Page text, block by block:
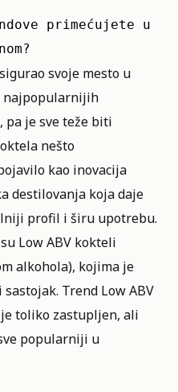
primećujete u
svoje mesto u
najpopularnijih
pa je sve teže biti
nešto
kao inovacija
destilovanja koja daje
profil i širu upotrebu.
Low ABV kokteli
alkohola), kojima je
Trend Low ABV
toliko zastupljen, ali
popularniji u